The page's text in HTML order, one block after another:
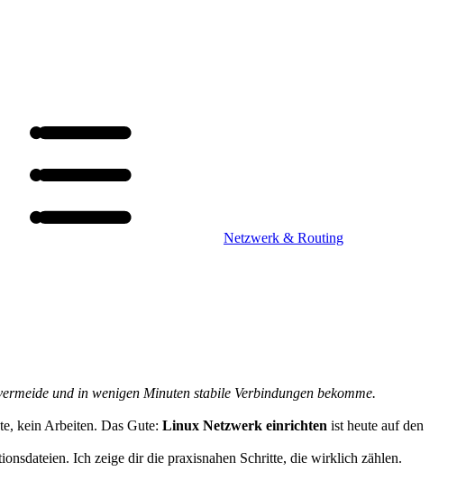
Netzwerk & Routing
und in wenigen Minuten stabile Verbindungen bekomme.
kein Arbeiten. Das Gute: Linux Netzwerk einrichten ist heute auf den
Ich zeige dir die praxisnahen Schritte, die wirklich zählen.